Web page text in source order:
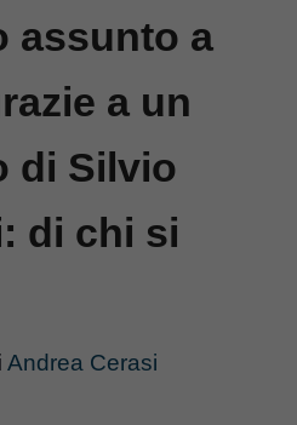
assunto a
a un
di Silvio
di chi si
Andrea Cerasi